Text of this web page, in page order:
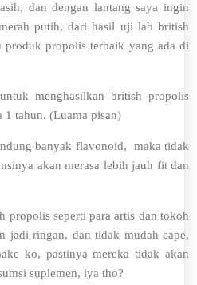
dan dengan lantang saya ingin
putih, dari hasil uji lab british
produk propolis terbaik yang ada di
menghasilkan british propolis
1 tahun. (Luama pisan)
banyak flavonoid, maka tidak
akan merasa lebih jauh fit dan
propolis seperti para artis dan tokoh
jadi ringan, dan tidak mudah cape,
ko, pastinya mereka tidak akan
suplemen, iya tho?